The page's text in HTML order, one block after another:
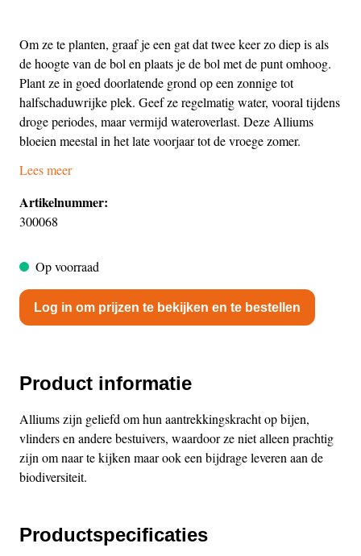
Om ze te planten, graaf je een gat dat twee keer zo diep is als
de hoogte van de bol en plaats je de bol met de punt omhoog.
Plant ze in goed doorlatende grond op een zonnige tot
halfschaduwrijke plek. Geef ze regelmatig water, vooral tijdens
droge periodes, maar vermijd wateroverlast. Deze Alliums
bloeien meestal in het late voorjaar tot de vroege zomer.
Lees meer
Artikelnummer:
300068
Op voorraad
Log in om prijzen te bekijken en te bestellen
Product informatie
Alliums zijn geliefd om hun aantrekkingskracht op bijen,
vlinders en andere bestuivers, waardoor ze niet alleen prachtig
zijn om naar te kijken maar ook een bijdrage leveren aan de
biodiversiteit.
Productspecificaties